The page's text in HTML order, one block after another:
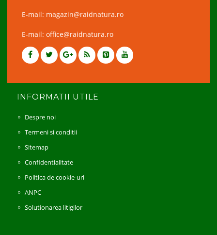
E-mail: magazin@raidnatura.ro
E-mail: office@raidnatura.ro
INFORMATII UTILE
Despre noi
Termeni si conditii
Sitemap
Confidentialitate
Politica de cookie-uri
ANPC
Solutionarea litigilor